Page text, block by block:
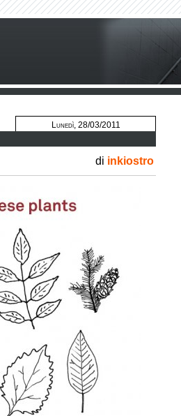
Lunedì, 28/03/2011
di inkiostro